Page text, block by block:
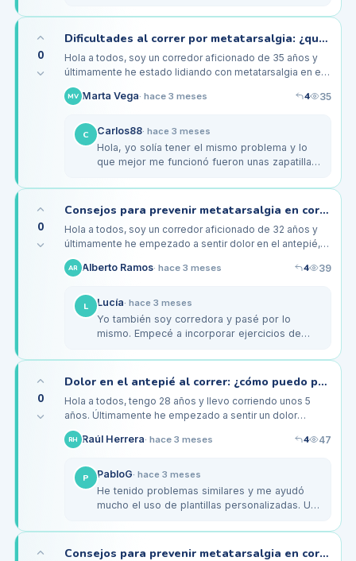
Hoka One One, y noté una gran…
0
Dificultades al correr por metatarsalgia: ¿qué calzado me recomiendan?
Hola a todos, soy un corredor aficionado de 35 años y
últimamente he estado lidiando con metatarsalgia en el
pie derecho. Comencé a notar el dolor después de mis
carreras de más…
MV Marta Vega· hace 3 meses 4 35
C Carlos88· hace 3 meses
Hola, yo solía tener el mismo problema y lo
que mejor me funcionó fueron unas zapatillas
Gel-Kayano. Tienen buena…
0
Consejos para prevenir metatarsalgia en corredores de larga distancia
Hola a todos, soy un corredor aficionado de 32 años y
últimamente he empezado a sentir dolor en el antepié,
especialmente en la zona de los metatarsos después
de mis…
AR Alberto Ramos· hace 3 meses 4 39
L Lucía· hace 3 meses
Yo también soy corredora y pasé por lo
mismo. Empecé a incorporar ejercicios de
rutina. Algo sencillo como hacer…
0
Dolor en el antepié al correr: ¿cómo puedo prevenirlo?
Hola a todos, tengo 28 años y llevo corriendo unos 5
años. Últimamente he empezado a sentir un dolor
bastante intenso en la parte del antepié, especialmente
después de mis…
RH Raúl Herrera· hace 3 meses 4 47
P PabloG· hace 3 meses
He tenido problemas similares y me ayudó
mucho el uso de plantillas personalizadas. Un
distribuyen mejor el peso. También es…
Consejos para prevenir metatarsalgia en corredores de más de 40 años